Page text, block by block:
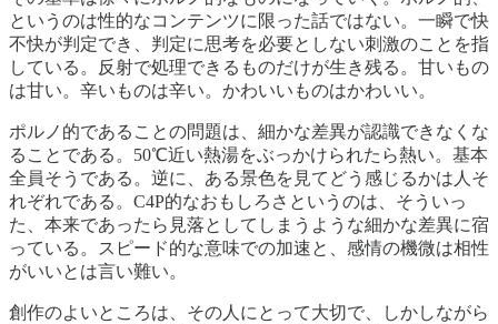
というのは性的なコンテンツに限った話ではない。一瞬で快
不快が判定でき、判定に思考を必要としない刺激のことを指
している。反射で処理できるものだけが生き残る。甘いもの
は甘い。辛いものは辛い。かわいいものはかわいい。
ポルノ的であることの問題は、細かな差異が認識できなくな
ることである。50℃近い熱湯をぶっかけられたら熱い。基本
全員そうである。逆に、ある景色を見てどう感じるかは人そ
れぞれである。C4P的なおもしろさというのは、そういっ
た、本来であったら見落としてしまうような細かな差異に宿
っている。スピード的な意味での加速と、感情の機微は相性
がいいとは言い難い。
創作のよいところは、その人にとって大切で、しかしながら